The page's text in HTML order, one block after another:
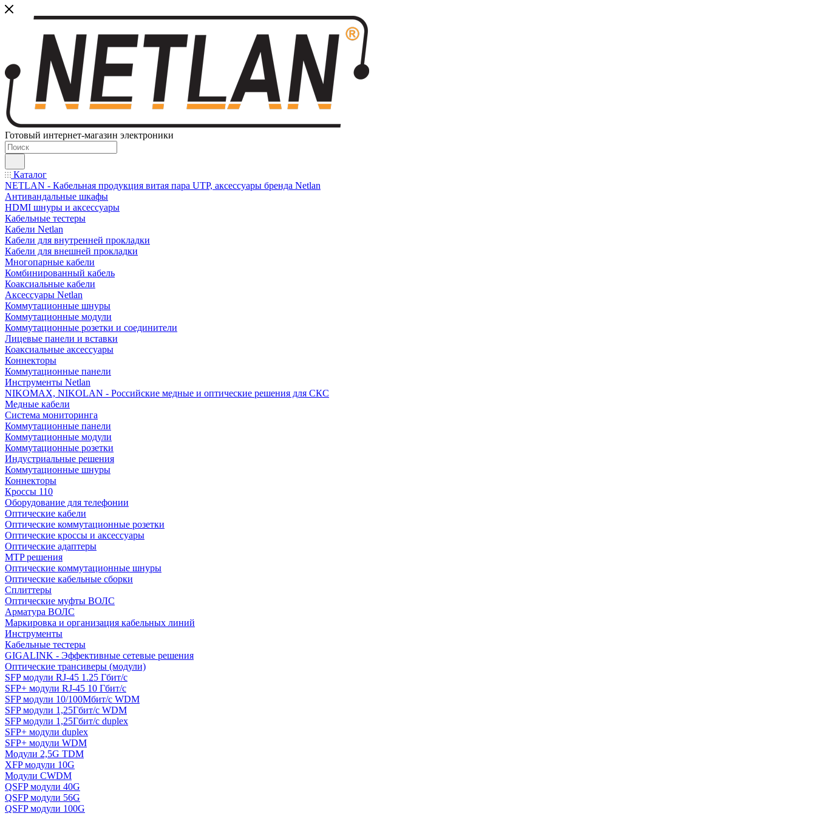
Готовый интернет-магазин электроники
Каталог
NETLAN - Кабельная продукция витая пара UTP, аксессуары бренда Netlan
Антивандальные шкафы
HDMI шнуры и аксессуары
Кабельные тестеры
Кабели Netlan
Кабели для внутренней прокладки
Кабели для внешней прокладки
Многопарные кабели
Комбинированный кабель
Коаксиальные кабели
Аксессуары Netlan
Коммутационные шнуры
Коммутационные модули
Коммутационные розетки и соединители
Лицевые панели и вставки
Коаксиальные аксессуары
Коннекторы
Коммутационные панели
Инструменты Netlan
NIKOMAX, NIKOLAN - Российские медные и оптические решения для СКС
Медные кабели
Система мониторинга
Коммутационные панели
Коммутационные модули
Коммутационные розетки
Индустриальные решения
Коммутационные шнуры
Коннекторы
Кроссы 110
Оборудование для телефонии
Оптические кабели
Оптические коммутационные розетки
Оптические кроссы и аксессуары
Оптические адаптеры
MTP решения
Оптические коммутационные шнуры
Оптические кабельные сборки
Сплиттеры
Оптические муфты ВОЛС
Арматура ВОЛС
Маркировка и организация кабельных линий
Инструменты
Кабельные тестеры
GIGALINK - Эффективные сетевые решения
Оптические трансиверы (модули)
SFP модули RJ-45 1.25 Гбит/c
SFP+ модули RJ-45 10 Гбит/c
SFP модули 10/100Мбит/с WDM
SFP модули 1,25Гбит/с WDM
SFP модули 1,25Гбит/с duplex
SFP+ модули duplex
SFP+ модули WDM
Модули 2,5G TDM
XFP модули 10G
Модули CWDM
QSFP модули 40G
QSFP модули 56G
QSFP модули 100G